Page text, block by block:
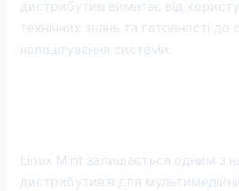
дистрибутив вимагає від
технічних знань та готовності до
налаштування системи.
Linux Mint залишається одним з
дистрибутивів для